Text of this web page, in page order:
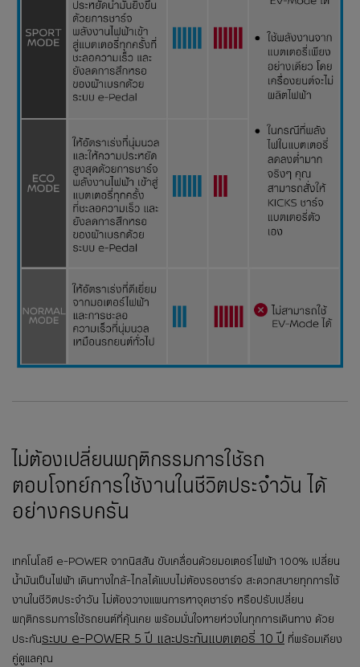
ตอบโจทย์การใช้งานในชีวิตประจำวัน ได้
อย่างครบครัน
ไม่ต้องเปลี่ยนพฤติกรรมการใช้รถ
เทคโนโลยี e-POWER จากนิสสัน ขับเคลื่อนด้วยมอเตอร์ไฟฟ้า 100% เปลี่ยน
น้ำมันเป็นไฟฟ้า เดินทางใกล้-ไกลได้แบบไม่ต้องรอชาร์จ สะดวกสบายทุกการใช้
งานในชีวิตประจำวัน ไม่ต้องวางแผนการหาจุดชาร์จ หรือปรับเปลี่ยน
พฤติกรรมการใช้รถยนต์ที่คุ้นเคย พร้อมมั่นใจหายห่วงในทุกการเดินทาง ด้วย
ประกันระบบ e-POWER 5 ปี และประกันแบตเตอรี่ 10 ปี ที่พร้อมเคียง
คู่ดูแลคุณ